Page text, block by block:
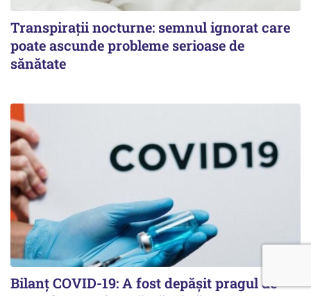
Transpirații nocturne: semnul ignorat care
poate ascunde probleme serioase de
sănătate
Bilanț COVID-19: A fost depășit pragul de